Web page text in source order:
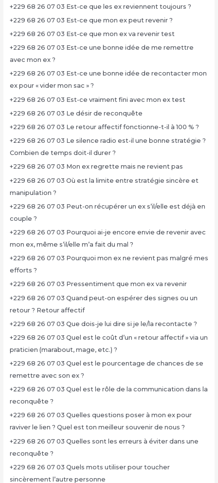
+229 68 26 07 03 Est-ce que les ex reviennent toujours ?
+229 68 26 07 03 Est-ce que mon ex peut revenir ?
+229 68 26 07 03 Est-ce que mon ex va revenir test
+229 68 26 07 03 Est-ce une bonne idée de me remettre
avec mon ex ?
+229 68 26 07 03 Est-ce une bonne idée de recontacter mon
ex pour « vider mon sac » ?
+229 68 26 07 03 Est-ce vraiment fini avec mon ex test
+229 68 26 07 03 Le désir de reconquête
+229 68 26 07 03 Le retour affectif fonctionne-t-il à 100 % ?
+229 68 26 07 03 Le silence radio est-il une bonne stratégie ?
Combien de temps doit-il durer ?
+229 68 26 07 03 Mon ex regrette mais ne revient pas
+229 68 26 07 03 Où est la limite entre stratégie sincère et
manipulation ?
+229 68 26 07 03 Peut-on récupérer un ex s’il/elle est déjà en
couple ?
+229 68 26 07 03 Pourquoi ai-je encore envie de revenir avec
mon ex, même s’il/elle m’a fait du mal ?
+229 68 26 07 03 Pourquoi mon ex ne revient pas malgré mes
efforts ?
+229 68 26 07 03 Pressentiment que mon ex va revenir
+229 68 26 07 03 Quand peut-on espérer des signes ou un
retour ? Retour affectif
+229 68 26 07 03 Que dois-je lui dire si je le/la recontacte ?
+229 68 26 07 03 Quel est le coût d’un « retour affectif » via un
praticien (marabout, mage, etc.) ?
+229 68 26 07 03 Quel est le pourcentage de chances de se
remettre avec son ex ?
+229 68 26 07 03 Quel est le rôle de la communication dans la
reconquête ?
+229 68 26 07 03 Quelles questions poser à mon ex pour
raviver le lien ? Quel est ton meilleur souvenir de nous ?
+229 68 26 07 03 Quelles sont les erreurs à éviter dans une
reconquête ?
+229 68 26 07 03 Quels mots utiliser pour toucher
sincèrement l’autre personne